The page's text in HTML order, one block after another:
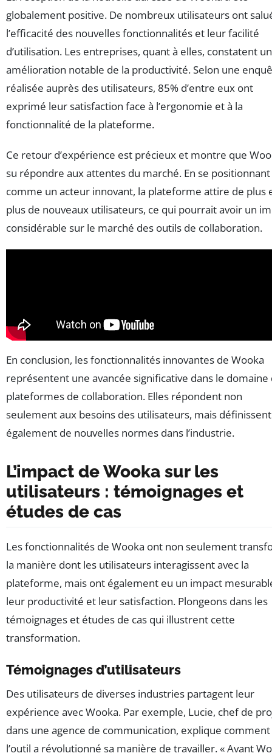
globalement positive. De nombreux utilisateurs ont
l’efficacité des nouvelles fonctionnalités et leur facilité
d’utilisation. Les entreprises, quant à elles, constatent
amélioration notable de la productivité. Selon une
réalisée auprès des utilisateurs, 85% d’entre eux ont
exprimé leur satisfaction face à l’ergonomie et à la
fonctionnalité de la plateforme.
Ce retour d’expérience est précieux et montre que
su répondre aux attentes du marché. En se positionnant
comme un acteur innovant, la plateforme attire de plus
plus de nouveaux utilisateurs, ce qui pourrait avoir un
considérable sur le marché des outils de collaboration.
En conclusion, les fonctionnalités innovantes de Wooka
représentent une avancée significative dans le domaine
plateformes de collaboration. Elles répondent non
seulement aux besoins des utilisateurs, mais définissent
également de nouvelles normes dans l’industrie.
L’impact de Wooka sur les
utilisateurs : témoignages et
études de cas
Les fonctionnalités de Wooka ont non seulement
la manière dont les utilisateurs interagissent avec la
plateforme, mais ont également eu un impact
leur productivité et leur satisfaction. Plongeons dans les
témoignages et études de cas qui illustrent cette
transformation.
Témoignages d’utilisateurs
Des utilisateurs de diverses industries partagent leur
expérience avec Wooka. Par exemple, Lucie, chef de
dans une agence de communication, explique comment
l’outil a révolutionné sa manière de travailler. « Avant